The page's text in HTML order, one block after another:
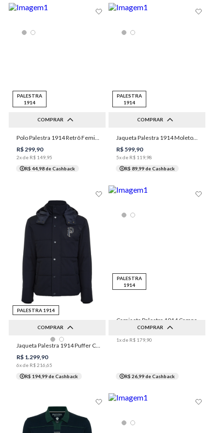
PALESTRA
1914
COMPRAR
PP P M G GG
Polo Palestra 1914 Retrô Feminina Individual
R$299,90
2x de R$ 149 95
R$ 44,98de Cashback
PALESTRA
1914
COMPRAR
P M G GG XGG
Jaqueta Palestra 1914 Moletom Capuz Unissex Individual
R$ 599,90
5x de R$ 119 98
R$ 89,99de Cashback
PALESTRA 1914
COMPRAR
P M G GG XGG
R$ 1.299 90
6x de R$216 65
R$ 194,99de Cashback
PALESTRA
1914
COMPRAR
P G
1x de R$ 179 90
R$ 26,99de Cashback